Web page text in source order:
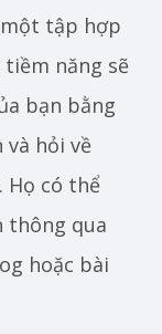
tập hợp
năng sẽ
bạn bằng
và hỏi về
Họ có thể
thông qua
hoặc bài